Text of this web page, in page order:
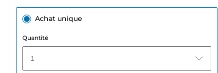
Achat unique
Quantité
1